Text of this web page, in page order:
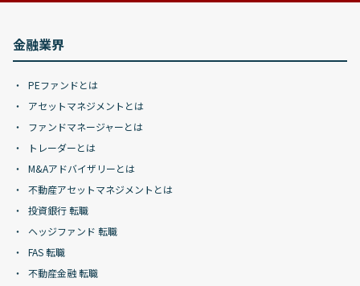
金融業界
PEファンドとは
アセットマネジメントとは
ファンドマネージャーとは
トレーダーとは
M&Aアドバイザリーとは
不動産アセットマネジメントとは
投資銀行 転職
ヘッジファンド 転職
FAS 転職
不動産金融 転職